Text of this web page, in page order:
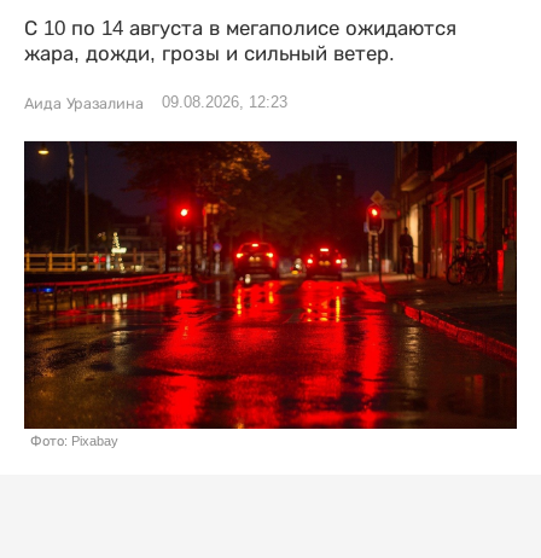
С 10 по 14 августа в мегаполисе ожидаются
жара, дожди, грозы и сильный ветер.
Аида Уразалина 09.08.2026, 12:23
Фото: Pixabay